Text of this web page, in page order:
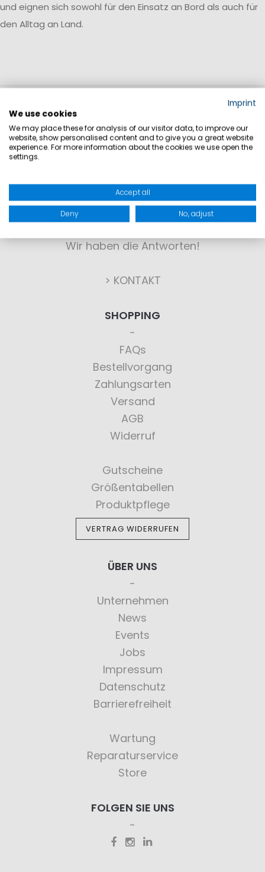
und eignen sich sowohl für den Einsatz an Bord als auch für
den Alltag an Land.
KONTAKT
Wir haben die Antworten!
> KONTAKT
SHOPPING
FAQs
Bestellvorgang
Zahlungsarten
Versand
AGB
Widerruf
Gutscheine
Größentabellen
Produktpflege
VERTRAG WIDERRUFEN
ÜBER UNS
Unternehmen
News
Events
Jobs
Impressum
Datenschutz
Barrierefreiheit
Wartung
Reparaturservice
Store
FOLGEN SIE UNS
Imprint
We use cookies
We may place these for analysis of our visitor data, to improve our
website, show personalised content and to give you a great website
experience. For more information about the cookies we use open the
settings.
Accept all
Deny No, adjust